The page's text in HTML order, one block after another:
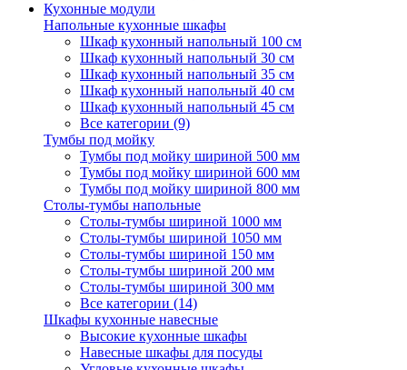
Кухонные модули
Напольные кухонные шкафы
Шкаф кухонный напольный 100 см
Шкаф кухонный напольный 30 см
Шкаф кухонный напольный 35 см
Шкаф кухонный напольный 40 см
Шкаф кухонный напольный 45 см
Все категории (9)
Тумбы под мойку
Тумбы под мойку шириной 500 мм
Тумбы под мойку шириной 600 мм
Тумбы под мойку шириной 800 мм
Столы-тумбы напольные
Столы-тумбы шириной 1000 мм
Столы-тумбы шириной 1050 мм
Столы-тумбы шириной 150 мм
Столы-тумбы шириной 200 мм
Столы-тумбы шириной 300 мм
Все категории (14)
Шкафы кухонные навесные
Высокие кухонные шкафы
Навесные шкафы для посуды